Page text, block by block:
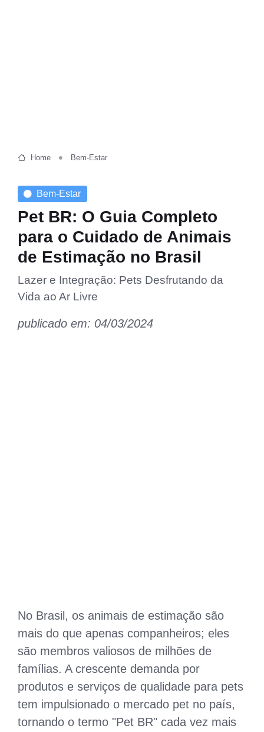
Home Bem-Estar
Bem-Estar
Pet BR: O Guia Completo
para o Cuidado de Animais
de Estimação no Brasil
Lazer e Integração: Pets Desfrutando da
Vida ao Ar Livre
publicado em: 04/03/2024
No Brasil, os animais de estimação são
mais do que apenas companheiros; eles
são membros valiosos de milhões de
famílias. A crescente demanda por
produtos e serviços de qualidade para pets
tem impulsionado o mercado pet no país,
tornando o termo "Pet BR" cada vez mais